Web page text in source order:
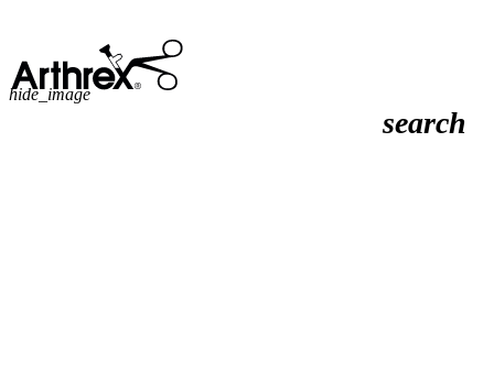
search
hide_image